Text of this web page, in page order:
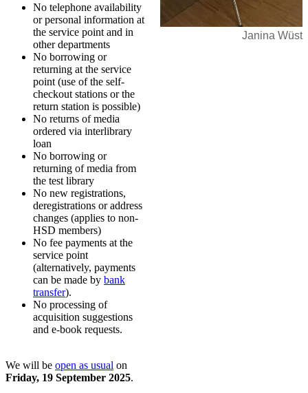
No telephone availability
or personal information at
the service point and in
other departments
No borrowing or
returning at the service
point (use of the self-
checkout stations or the
return station is possible)
No returns of media
ordered via interlibrary
loan
No borrowing or
returning of media from
the test library
No new registrations,
deregistrations or address
changes (applies to non-
HSD members)
No fee payments at the
service point
(alternatively, payments
can be made by bank
transfer).
No processing of
acquisition suggestions
and e-book requests.
We will be open as usual on
Friday, 19 September 2025.
Janina Wüst